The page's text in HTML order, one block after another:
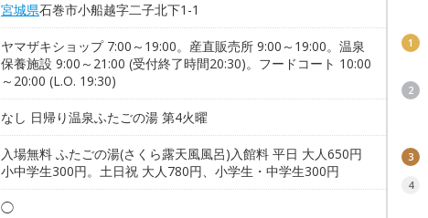
宮城県石巻市小船越字二子北下1-1
ヤマザキショップ 7:00～19:00。産直販売所 9:00～19:00。温泉
保養施設 9:00～21:00 (受付終了時間20:30)。フードコート 10:00
～20:00 (L.O. 19:30)
なし 日帰り温泉ふたごの湯 第4火曜
入場無料 ふたごの湯(さくら露天風風呂)入館料 平日 大人650円
小中学生300円。土日祝 大人780円、小学生・中学生300円
◯
1
2
3
4